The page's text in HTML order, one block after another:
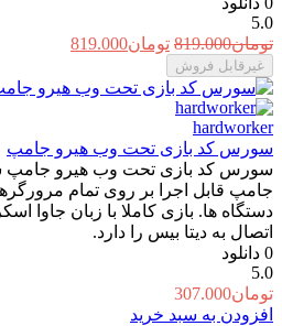
5.0
تومان819.000 قیمت
تومان819.000
تومان819.000قیمت
تومان819.000.
غیرقابل فروش
hardworker
سورس کد بازی تحت وب هیرو جامپ
سورس کد بازی تحت وب هیرو جامپ
جامپ قابل اجرا بر روی تمام
دستگاه ها. بازی کاملا با زبان جاوا
اتصال به دیتا بیس را دارد.
0 دانلود
5.0
تومان307.000
افزودن به سبد خرید